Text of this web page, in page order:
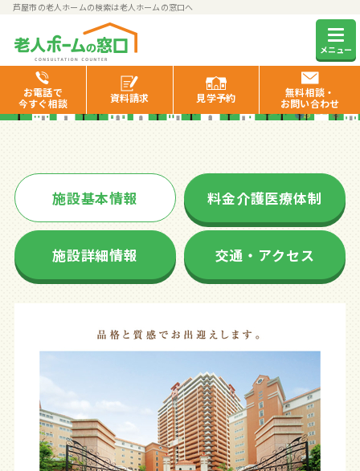
芦屋市の老人ホームの検索は老人ホームの窓口へ
メニュー
お電話で
今すぐ相談
資料請求 見学予約
無料相談・
お問い合わせ
ザ・レジデンス芦屋スイート
施設基本情報 料金介護医療体制
施設詳細情報 交通・アクセス